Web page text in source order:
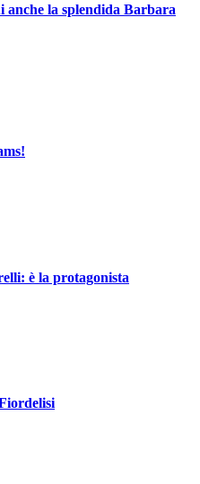
la splendida Barbara
è la protagonista